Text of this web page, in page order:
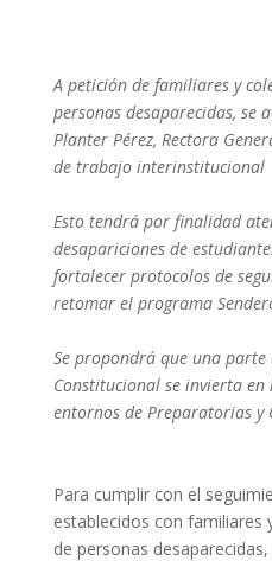
A petición de familiares y
personas desaparecidas, se
Planter Pérez, Rectora
de trabajo interinstitucional
Esto tendrá por finalidad
desapariciones de
fortalecer protocolos de
retomar el programa
Se propondrá que una parte
Constitucional se invierta en
entornos de Preparatorias y
Para cumplir con el
establecidos con familiares
de personas